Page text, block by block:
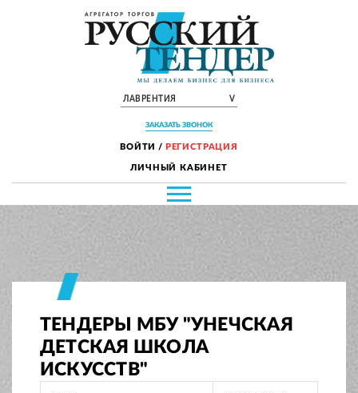
ЛАВРЕНТИЯ V
ЗАКАЗАТЬ ЗВОНОК
ВОЙТИ / РЕГИСТРАЦИЯ
ЛИЧНЫЙ КАБИНЕТ
ТЕНДЕРЫ МБУ "УНЕЧСКАЯ
ДЕТСКАЯ ШКОЛА
ИСКУССТВ"